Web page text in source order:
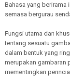
Bahasa yang berirama
semasa bergurau
Fungsi utama dan
tentang sesuatu
dalam bentuk yang
merupakan gambaran
mementingkan